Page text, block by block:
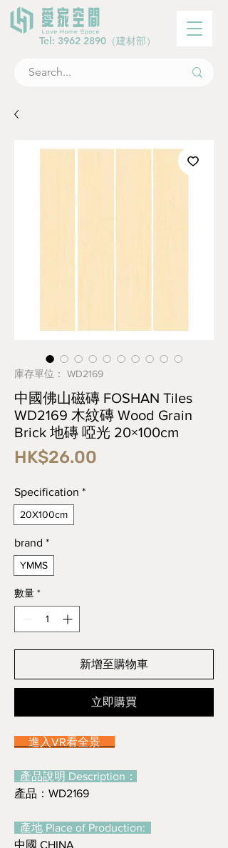
Tel: 3962 2890 （建材部）
庫存單位： WD2169
中國佛山磁磚 FOSHAN Tiles
WD2169 木紋磚 Wood Grain
Brick 地磚 啞光 20×100cm
HK$26.00
Specification *
20X100cm
brand *
YMMS
數量 *
新增至購物車
立即購買
進入VR看全景
產品說明 Description：
產品：WD2169
產地 Place of Production:
中國 CHINA